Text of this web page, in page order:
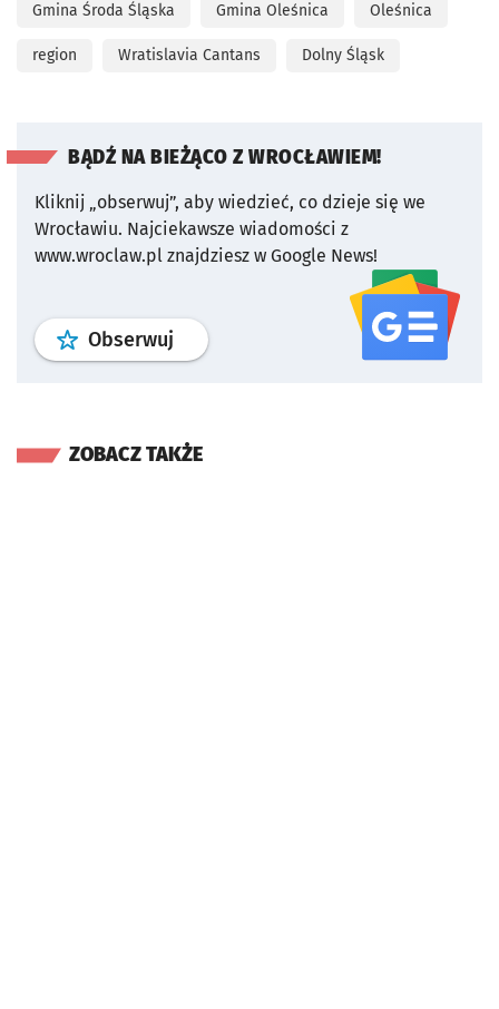
Gmina Środa Śląska Gmina Oleśnica Oleśnica
region Wratislavia Cantans Dolny Śląsk
BĄDŹ NA BIEŻĄCO Z WROCŁAWIEM!
Kliknij „obserwuj”, aby wiedzieć, co dzieje się we
Wrocławiu. Najciekawsze wiadomości z
www.wroclaw.pl znajdziesz w Google News!
Obserwuj profil serwisu
ZOBACZ TAKŻE